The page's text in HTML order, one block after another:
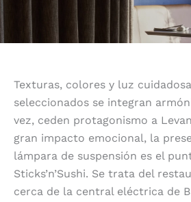
Texturas, colores y luz
seleccionados se integran
vez, ceden protagonismo a
gran impacto emocional, la
lámpara de suspensión es el
Sticks’n’Sushi. Se trata del
cerca de la central eléctrica de